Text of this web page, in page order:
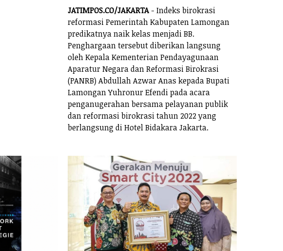
JATIMPOS.CO/JAKARTA- Indeks birokrasi
reformasi Pemerintah Kabupaten Lamongan
predikatnya naik kelas menjadi BB.
Penghargaan tersebut diberikan langsung
oleh Kepala Kementerian Pendayagunaan
Aparatur Negara dan Reformasi Birokrasi
(PANRB) Abdullah Azwar Anas kepada Bupati
Lamongan Yuhronur Efendi pada acara
penganugerahan bersama pelayanan publik
dan reformasi birokrasi tahun 2022 yang
berlangsung di Hotel Bidakara Jakarta.